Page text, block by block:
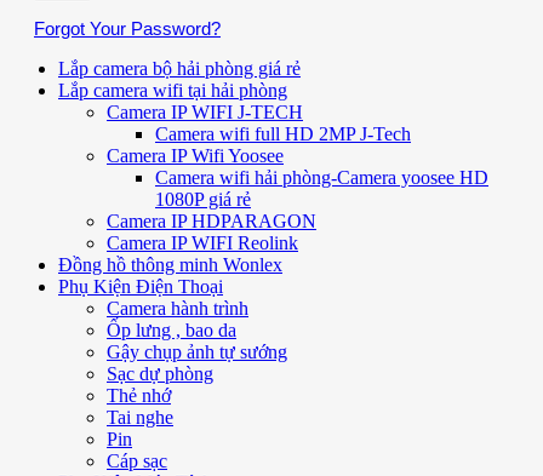
Forgot Your Password?
Lắp camera bộ hải phòng giá rẻ
Lắp camera wifi tại hải phòng
Camera IP WIFI J-TECH
Camera wifi full HD 2MP J-Tech
Camera IP Wifi Yoosee
Camera wifi hải phòng-Camera yoosee HD
1080P giá rẻ
Camera IP HDPARAGON
Camera IP WIFI Reolink
Đồng hồ thông minh Wonlex
Phụ Kiện Điện Thoại
Camera hành trình
Ốp lưng , bao da
Gậy chụp ảnh tự sướng
Sạc dự phòng
Thẻ nhớ
Tai nghe
Pin
Cáp sạc